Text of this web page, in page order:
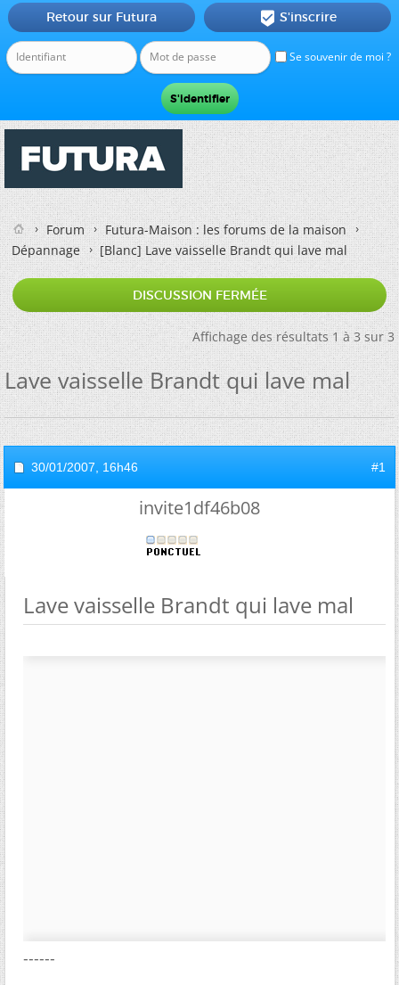
Se souvenir de moi ?
Retour sur Futura  S'inscrire
Forum
Futura-Maison : les forums de la maison
Dépannage
[Blanc]Lave vaisselle Brandt qui lave mal
DISCUSSION FERMÉE
Affichage des résultats 1 à 3 sur 3
Lave vaisselle Brandt qui lave mal
30/01/2007, 16h46 #1
invite1df46b08
Lave vaisselle Brandt qui lave mal
------